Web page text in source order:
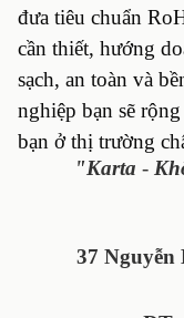
đưa tiêu chuẩn
cần thiết, hướng
sạch, an toàn và
nghiệp bạn sẽ
bạn ở thị trường
"Karta -
37 Nguyễn